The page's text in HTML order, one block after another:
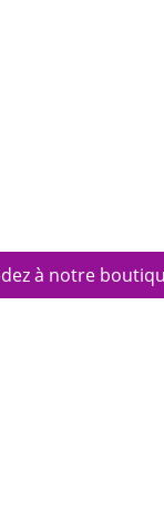
à notre